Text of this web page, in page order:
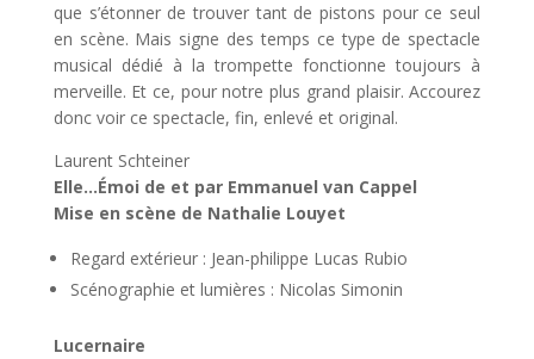
que s’étonner de trouver tant de pistons pour ce seul
en scène. Mais signe des temps ce type de spectacle
musical dédié à la trompette fonctionne toujours à
merveille. Et ce, pour notre plus grand plaisir. Accourez
donc voir ce spectacle, fin, enlevé et original.
Laurent Schteiner
Elle…Émoi de et par Emmanuel van Cappel
Mise en scène de Nathalie Louyet
Regard extérieur : Jean-philippe Lucas Rubio
Scénographie et lumières : Nicolas Simonin
Lucernaire